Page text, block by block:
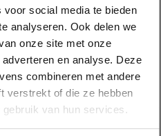
social media te bieden
analyseren. Ook delen we
onze site met onze
en analyse. Deze
combineren met andere
verstrekt of die ze hebben
van hun services.